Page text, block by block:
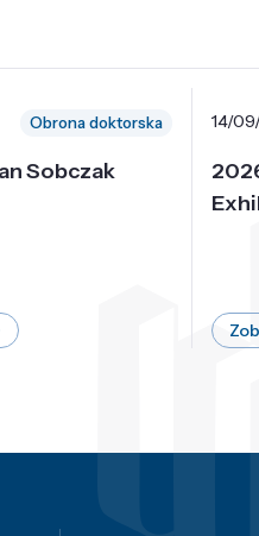
Obrona doktorska
Sobczak
14/